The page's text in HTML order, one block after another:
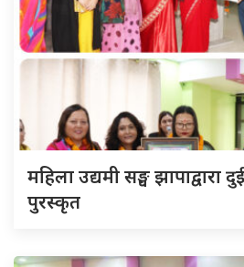
महिला उद्यमी सङ्घ झापाद्वारा
पुरस्कृत